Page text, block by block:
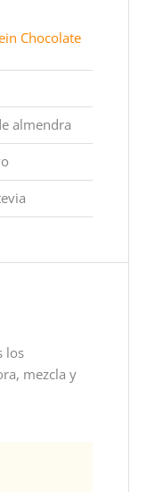
Chocolate
almendra
los
mezcla y